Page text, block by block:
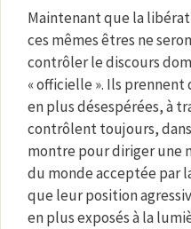
Maintenant que la
ces mêmes êtres ne
contrôler le discours
« officielle ». Ils
en plus désespérées, à
contrôlent toujours,
montre pour diriger une
du monde acceptée par
que leur position
en plus exposés à la